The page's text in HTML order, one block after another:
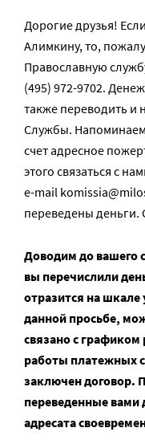
Дорогие друзья!
Алимкину, то,
Православную
(495) 972-9702.
также переводить и
Службы.
счет адресное
этого связаться с
e-mail
переведены деньги.
Доводим до вашего
вы перечислили
отразится на шкале
данной просьбе,
связано с
работы платежных
заключен договор.
переведенные вами
адресата